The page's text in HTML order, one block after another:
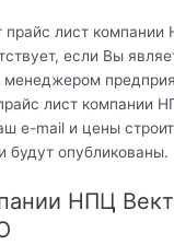
лист компании
если Вы
менеджером
лист компании
e-mail и цены
будут опубликованы.
НПЦ